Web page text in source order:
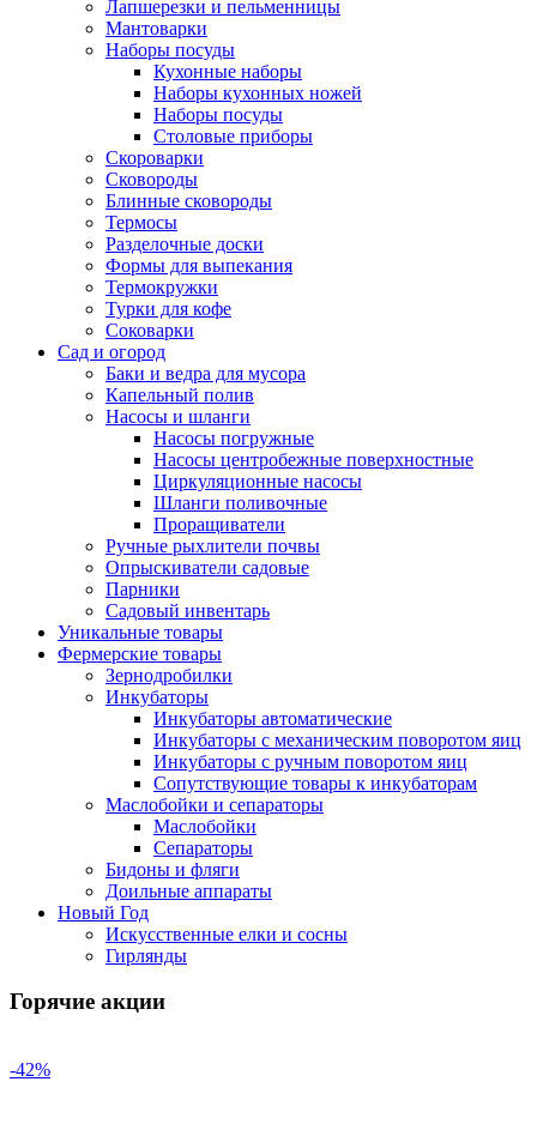
Лапшерезки и пельменницы
Мантоварки
Наборы посуды
Кухонные наборы
Наборы кухонных ножей
Наборы посуды
Столовые приборы
Скороварки
Сковороды
Блинные сковороды
Термосы
Разделочные доски
Формы для выпекания
Термокружки
Турки для кофе
Соковарки
Сад и огород
Баки и ведра для мусора
Капельный полив
Насосы и шланги
Насосы погружные
Насосы центробежные поверхностные
Циркуляционные насосы
Шланги поливочные
Проращиватели
Ручные рыхлители почвы
Опрыскиватели садовые
Парники
Садовый инвентарь
Уникальные товары
Фермерские товары
Зернодробилки
Инкубаторы
Инкубаторы автоматические
Инкубаторы с механическим поворотом яиц
Инкубаторы с ручным поворотом яиц
Сопутствующие товары к инкубаторам
Маслобойки и сепараторы
Маслобойки
Сепараторы
Бидоны и фляги
Доильные аппараты
Новый Год
Искусственные елки и сосны
Гирлянды
Горячие акции
-42%